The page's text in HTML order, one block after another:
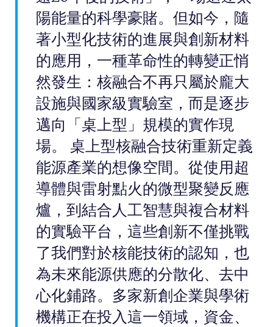
陽能量的科學豪賭。但如今，隨
著小型化技術的進展與創新材料
的應用，一種革命性的轉變正悄
然發生：核融合不再只屬於龐大
設施與國家級實驗室，而是逐步
邁向「桌上型」規模的實作現
場。 桌上型核融合技術重新定義
能源產業的想像空間。從使用超
導體與雷射點火的微型聚變反應
爐，到結合人工智慧與複合材料
的實驗平台，這些創新不僅挑戰
了我們對於核能技術的認知，也
為未來能源供應的分散化、去中
心化鋪路。多家新創企業與學術
機構正在投入這一領域，資金、